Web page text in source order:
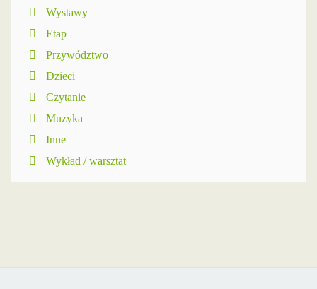
Wystawy
Etap
Przywództwo
Dzieci
Czytanie
Muzyka
Inne
Wykład / warsztat